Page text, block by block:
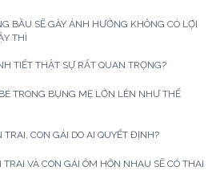
BẦU SẼ GÂY ẢNH HƯỞNG KHÔNG CÓ LỢI
THÌ
TIẾT THẬT SỰ RẤT QUAN TRỌNG?
TRONG BỤNG MẸ LỚN LÊN NHƯ THẾ
CON GÁI DO AI QUYẾT ĐỊNH?
VÀ CON GÁI ÔM HÔN NHAU SẼ CÓ THAI